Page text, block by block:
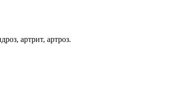
артрит, артроз.